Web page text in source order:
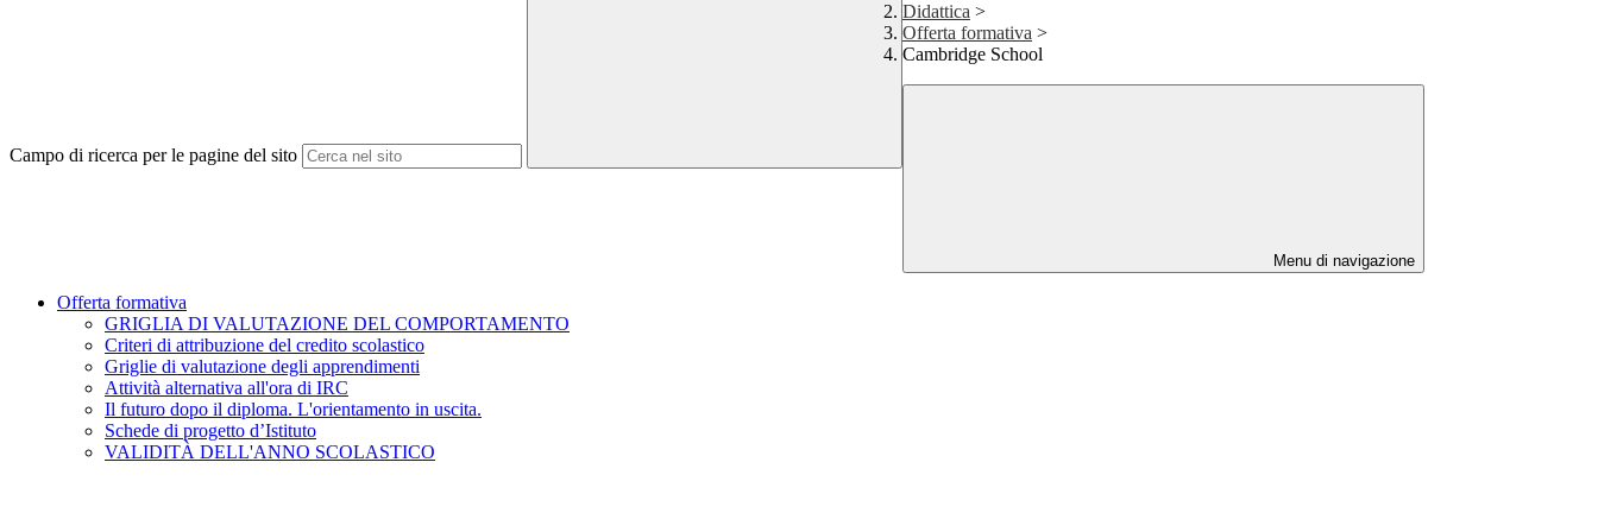
Campo di ricerca per le pagine del sito
Didattica >
Offerta formativa >
Cambridge School
Menu di navigazione
Offerta formativa
GRIGLIA DI VALUTAZIONE DEL COMPORTAMENTO
Criteri di attribuzione del credito scolastico
Griglie di valutazione degli apprendimenti
Attività alternativa all'ora di IRC
Il futuro dopo il diploma. L'orientamento in uscita.
Schede di progetto d’Istituto
VALIDITÀ DELL'ANNO SCOLASTICO